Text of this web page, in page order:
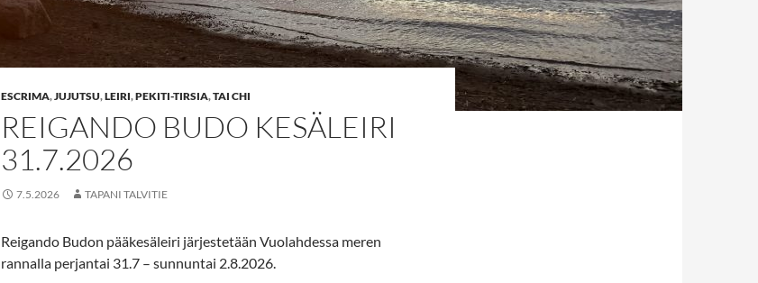
ESCRIMA,JUJUTSU,LEIRI,PEKITI-TIRSIA,TAI CHI
REIGANDO BUDO KESÄLEIRI
31.7.2026
7.5.2026 TAPANI TALVITIE
Reigando Budon pääkesäleiri järjestetään Vuolahdessa meren
rannalla perjantai 31.7 – sunnuntai 2.8.2026.